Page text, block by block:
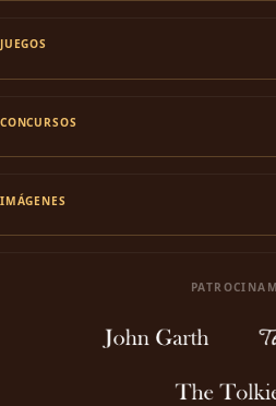
JUEGOS
CONCURSOS
IMÁGENES